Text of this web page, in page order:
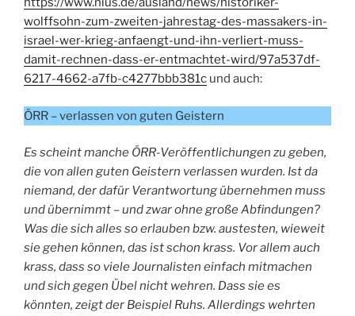
wolffsohn-zum-zweiten-jahrestag-des-massakers-in-
israel-wer-krieg-anfaengt-und-ihn-verliert-muss-
damit-rechnen-dass-er-entmachtet-wird/97a537df-
6217-4662-a7fb-c4277bbb381c und auch:
ÖRR – verlassen von guten Geistern
Es scheint manche ÖRR-Veröffentlichungen zu geben,
die von allen guten Geistern verlassen wurden. Ist da
niemand, der dafür Verantwortung übernehmen muss
und übernimmt – und zwar ohne große Abfindungen?
Was die sich alles so erlauben bzw. austesten, wieweit
sie gehen können, das ist schon krass. Vor allem auch
krass, dass so viele Journalisten einfach mitmachen
und sich gegen Übel nicht wehren. Dass sie es
könnten, zeigt der Beispiel Ruhs. Allerdings wehrten